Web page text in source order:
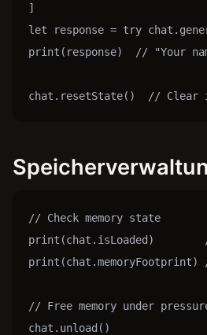
]
let response = try
print(response)  // "Your
chat.resetState()  // Clear
// Check memory state
print(chat.isLoaded)
print(chat.memoryFootprint)
// Free memory under
chat.unload()